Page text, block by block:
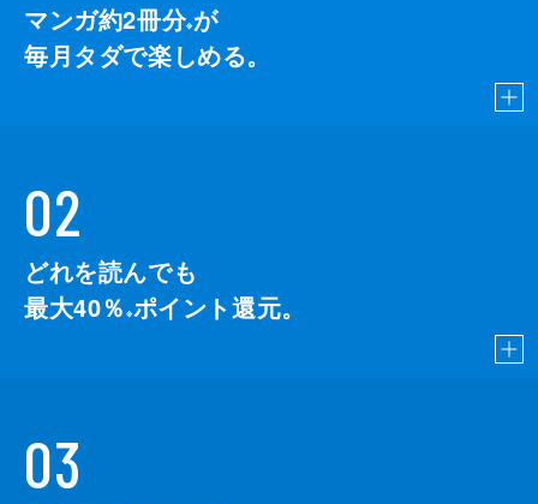
マンガ約2冊分※が
毎月タダで楽しめる。
02
どれを読んでも
最大40％ ※ポイント還元。
03